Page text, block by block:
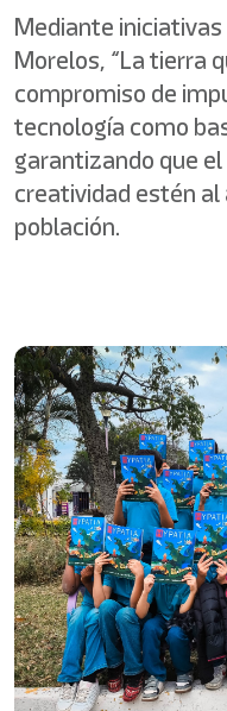
Mediante
Morelos, “La tierra
compromiso de
tecnología como
garantizando que
creatividad estén
población.